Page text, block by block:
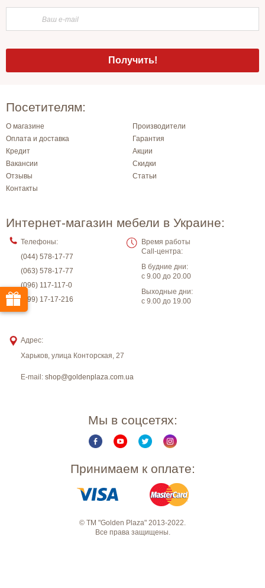
Посетителям:
О магазине
Производители
Оплата и доставка
Гарантия
Кредит
Акции
Вакансии
Скидки
Отзывы
Статьи
Контакты
Интернет-магазин мебели в Украине:
Телефоны:
(044) 578-17-77
(063) 578-17-77
(096) 117-117-0
(099) 17-17-216
Время работы
Call-центра:
В будние дни:
с 9.00 до 20.00
Выходные дни:
с 9.00 до 19.00
Адрес:
Харьков улица Конторская, 27
E-mail: shop@goldenplaza.com.ua
Мы в соцсетях:
Принимаем к оплате:
© ТМ "Golden Plaza" 2013-2022.
Все права защищены.